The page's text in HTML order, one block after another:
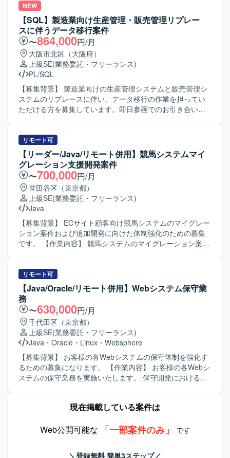
調査など上流工程から開発まで主体的に推進していただき
ます。調査・設計工程の比率が比較的高く、システム理解
を深めながら継続的に携わっていただきます。また、生成
AIツールを活用しながら調査・設計・コーディング等の効
率化を図っていただきます。 【求める人物像】 自ら調査や
情報整理を行い、主体的に業務を推進していただける方を
求めております。 【ポジションの魅力】 銀行向けの基幹業
務システムに長期的に関わりながら、上流工程から開発・
保守まで一貫して携わることができます。調査・設計工程
の比率が高いため、業務理解やシステム理解を深めながら
スキルを磨いていただけます。また、生成AIツールを活用
境】 Java / Linux / DB2 / 生成AIツールを利用して開発・保
守を行っていただきます。
NEW
【SQL】製造業向け生産管理・販売管理リプレー
スに伴うデータ移行案件
〜864,000円/月
大阪市北区（大阪府）
上級SE(業務委託・フリーランス)
PL/SQL
【募集背景】 製造業向けの生産管理システムと販売管理シ
ステムのリプレースに伴い、データ移行の作業を担ってい
ただける方を募集しています。即日参画でのお引き合いを
プレースプロジェクトにおいて、移行設計の作成から移行
プログラムの作成、移行リハーサルの実施、本番移行まで
一連のデータ移行業務を担当していただきます。SE枠では
移行設計〜本番移行までを主にご担当いただき、PL枠では
上記に加えてお客様との各種調整も担っていただきます。
また、SQLを用いたデータ検証や加工も行っていただきま
す。 【求める人物像】 基幹システムのリプレース案件にお
いて、データ移行を設計から本番移行まで一通り通された
ご経験をお持ちの方を求めています。移行設計や移行プロ
グラムの作成に主体的に関わってこられた方で、関係者と
の円滑なコミュニケーションを取りながら業務を推進でき
幹システムリプレースにおけるデータ移行を上流の設計か
ら本番移行まで一気通貫で担当できるため、移行領域での
スキルや実績を強化しやすいポジションです。長期のプロ
ジェクトであり、リハーサルを含めた複数回の移行を経験
できるため、移行計画や品質向上のノウハウを蓄積しやす
い環境です。 【開発環境】 生産管理・販売管理システムの
リプレースプロジェクトにおけるデータ移行環境で、SQL
を用いたデータ抽出・変換・ロードおよび検証を行いま
す。
リモート可
【リーダー/Java/リモート併用】競馬システムマイ
グレーション支援開発案件
〜700,000円/月
世田谷区（東京都）
上級SE(業務委託・フリーランス)
Java
【募集背景】 ECサイト顧客向け競馬システムのマイグレー
ション案件および追加開発に向けた体制強化のための募集
です。 【作業内容】 競馬システムのマイグレーション案件
要件定義や仕様理解、顧客調整、品質チェックやレビュ
ー、メンバー管理、周囲の参画者とのコミュニケーション
を行っていただきます。開発メンバーは競馬システムに関
わる機能追加や改修、マイグレーションに向けた開発作業
をチームで分担して行っていただきます。マイグレーショ
ン案件対応後は保守フェーズに移行し、継続的な改善や不
具合対応なども想定しています。 【求める人物像】 複数メ
ンバーと連携しながらプロジェクトを推進できる方を求め
ています。仕様理解や顧客調整を主体的に行い、品質とス
ケジュールのバランスを意識しながら進行管理ができる方
を歓迎いたします。英語を用いたコミュニケーションやド
レーションから保守運用まで一連の工程に携わることがで
とができます。英語環境でのコミュニケーション機会があ
リモート可
【Java/Oracle/リモート併用】Webシステム保守業
務
〜630,000円/月
千代田区（東京都）
上級SE(業務委託・フリーランス)
Java ・ Oracle ・ Linux ・ Websphere
【募集背景】 お客様の各Webシステムの保守体制を強化す
るための募集になります。 【作業内容】 お客様の各Webシ
ステムの保守業務を実施いたします。 保守開発における基
おります。 保守開発メンバーと連携しながら課題管理を主
ンの魅力】 複数のWebシステムの保守業務を通じて、設計
現在掲載している案件は
Web公開可能な
「一部案件のみ」 です
＼登録無料 簡単3ステップ／